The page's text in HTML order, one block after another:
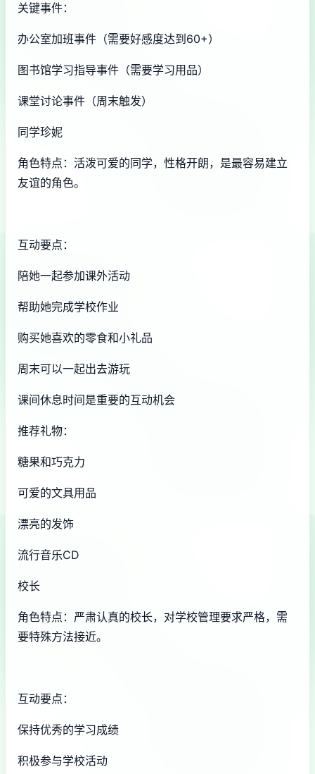
关键事件：
办公室加班事件（需要好感度达到60+）
图书馆学习指导事件（需要学习用品）
课堂讨论事件（周末触发）
同学珍妮
角色特点：活泼可爱的同学，性格开朗，是最容易建立
友谊的角色。
互动要点：
陪她一起参加课外活动
帮助她完成学校作业
购买她喜欢的零食和小礼品
周末可以一起出去游玩
课间休息时间是重要的互动机会
推荐礼物：
糖果和巧克力
可爱的文具用品
漂亮的发饰
流行音乐CD
校长
角色特点：严肃认真的校长，对学校管理要求严格，需
要特殊方法接近。
互动要点：
保持优秀的学习成绩
积极参与学校活动